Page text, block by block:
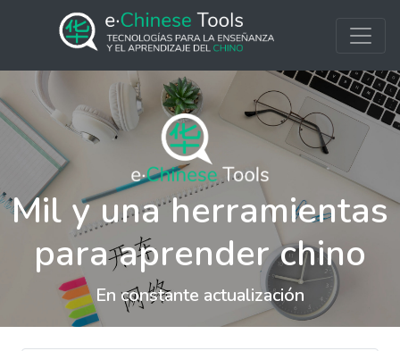
Mil y una herramientas
para aprender chino
En constante actualización